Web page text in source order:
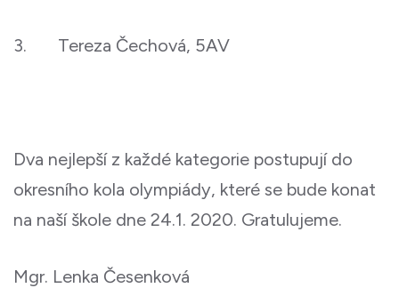
3. Tereza Čechová, 5AV
Dva nejlepší z každé kategorie postupují do
okresního kola olympiády, které se bude konat
na naší škole dne 24.1. 2020. Gratulujeme.
Mgr. Lenka Česenková